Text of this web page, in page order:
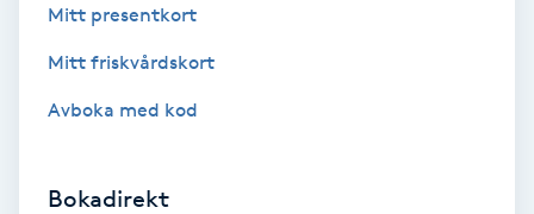
Hollywood Peel
Hot Stone Massage
Hot yoga
Mitt presentkort
Mitt friskvårdskort
Avboka med kod
Bokadirekt